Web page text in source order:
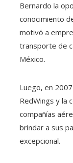
Bernardo la
conocimiento
motivó a
transporte de
México.
Luego, en
RedWings y la
compañías
brindar a sus
excepcional.